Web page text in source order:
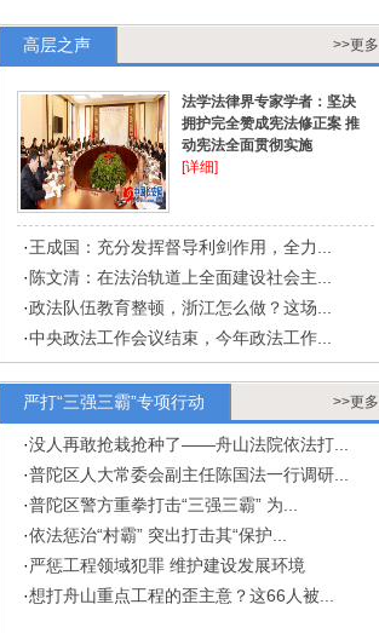
高层之声 >>更多
法学法律界专家学者：坚决
拥护完全赞成宪法修正案 推
动宪法全面贯彻实施
[详细]
·王成国：充分发挥督导利剑作用，全力...
· 陈文清：在法治轨道上全面建设社会主...
·政法队伍教育整顿，浙江怎么做？这场...
·中央政法工作会议结束，今年政法工作...
严打“三强三霸”专项行动 >>更多
·没人再敢抢栽抢种了——舟山法院依法打...
·普陀区人大常委会副主任陈国法一行调研...
·普陀区警方重拳打击“三强三霸” 为...
·依法惩治“村霸” 突出打击其“保护...
·严惩工程领域犯罪 维护建设发展环境
·想打舟山重点工程的歪主意？这66人被...